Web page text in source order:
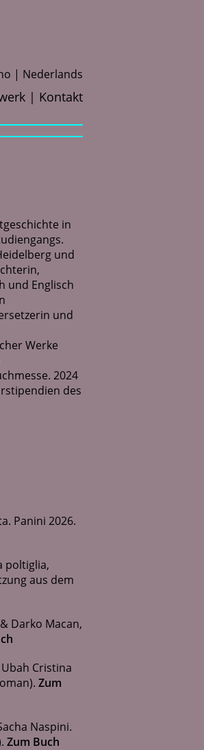
Nederlands
Kontakt
in
und
und Englisch
und
Werke
2024
des
Panini 2026.
poltiglia,
aus dem
Darko Macan,
Cristina
Zum
Naspini.
Zum Buch